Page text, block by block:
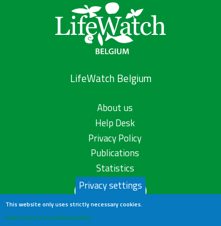
LifeWatch Belgium
About us
Help Desk
Privacy Policy
Publications
Statistics
Contact us
Privacy settings
This website only uses strictly necessary cookies.
Learn more in our privacy policy